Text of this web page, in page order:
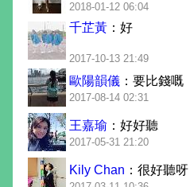
2018-01-12 06:04
千芷黃 ：好
2017-10-13 21:49
歐陽韻儀 ：要比錢嘅
2017-08-14 02:31
王嘉瑜 ：好好聽
2017-05-31 21:20
Kily Chan ：很好聽呀